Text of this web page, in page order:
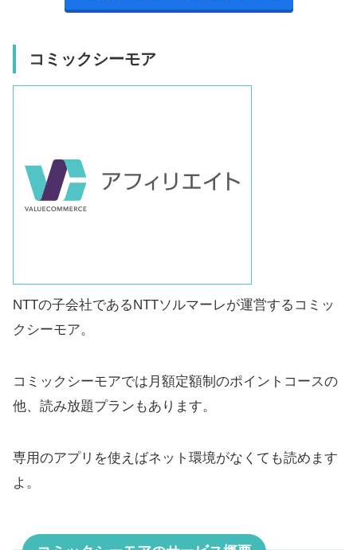
コミックシーモア
NTTの子会社であるNTTソルマーレが運営するコミッ
クシーモア。
コミックシーモアでは月額定額制のポイントコースの
他、読み放題プランもあります。
専用のアプリを使えばネット環境がなくても読めます
よ。